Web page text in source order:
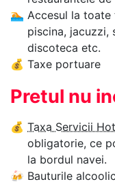
🏊‍ Accesul la
piscina, jacuzzi,
discoteca etc.
💰 Taxe portuare
Pretul nu
💰 Taxa Servicii
obligatorie, ce
la bordul navei.
🍻 Bauturile